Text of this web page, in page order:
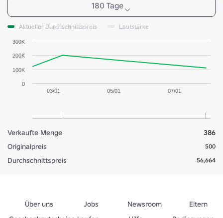
180 Tage
Aktueller Durchschnittspreis Lautstärke
03/01 05/01 07/01
0
100K
200K
300K
Verkaufte Menge
386
Originalpreis
500
Durchschnittspreis 56,664
Über uns Jobs Newsroom
Eltern